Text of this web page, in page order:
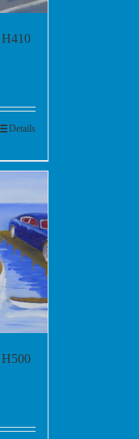
H410
Details
H500